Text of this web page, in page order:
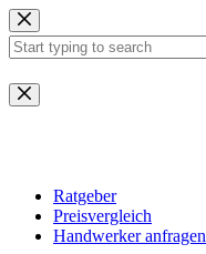
Zum
Inhalt
springen
Keine
Ergebnisse
Ratgeber
Preisvergleich
Handwerker anfragen